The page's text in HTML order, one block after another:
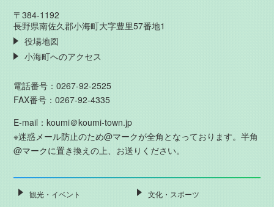
〒384-1192
長野県南佐久郡小海町大字豊里57番地1
役場地図
小海町へのアクセス
電話番号：0267-92-2525
FAX番号：0267-92-4335
E-mail：koumi＠koumi-town.jp
※迷惑メール防止のため@マークが全角となっております。半角
@マークに置き換えの上、お送りください。
観光・イベント
文化・スポーツ